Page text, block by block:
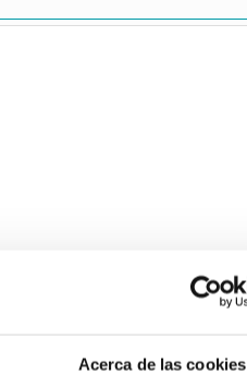
Acerca de las cookies